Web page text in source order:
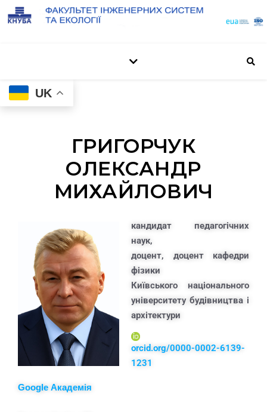
UK
ГРИГОРЧУК
ОЛЕКСАНДР
МИХАЙЛОВИЧ
кандидат педагогічних
наук,
доцент, доцент кафедри
фізики
Київського національного
університету будівництва і
архітектури
orcid.org/0000-0002-6139-
1231
Google Академія